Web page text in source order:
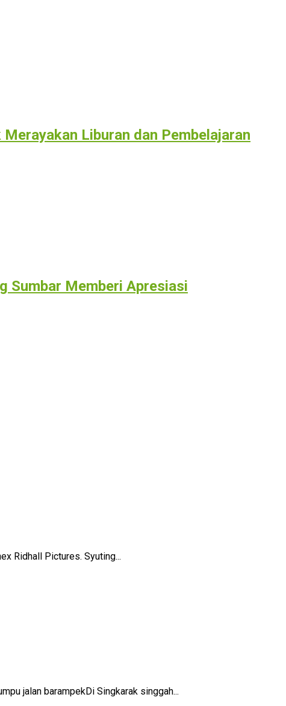
Liburan dan Pembelajaran
Sumbar Memberi Apresiasi
Ridhall Pictures. Syuting...
jalan barampekDi Singkarak singgah...